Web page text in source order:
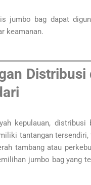
jumbo bag dapat
keamanan.
Distribusi
kepulauan, distribusi
tantangan tersendiri,
tambang atau
jumbo bag yang